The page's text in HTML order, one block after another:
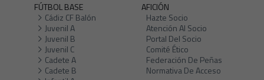
FÚTBOL BASE
Cádiz CF Balón
Juvenil A
Juvenil B
Juvenil C
Cadete A
Cadete B
AFICIÓN
Hazte Socio
Atención Al Socio
Portal Del Socio
Comité Ético
Federación De Peñas
Normativa De Acceso